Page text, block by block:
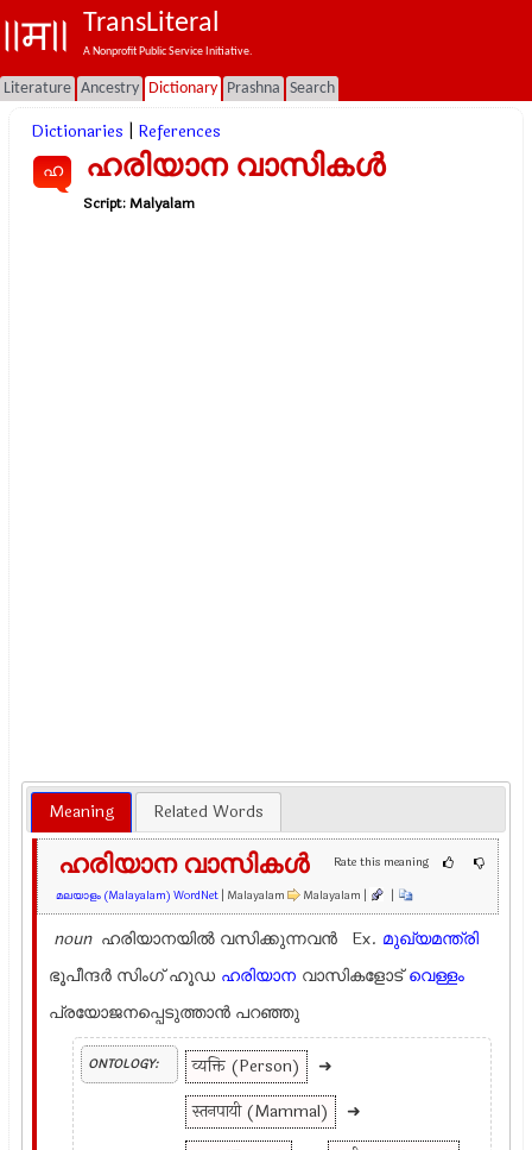
TransLiteral
A Nonprofit Public Service Initiative.
Literature Ancestry Dictionary Prashna Search
Dictionaries References
ഹ ഹരിയാന വാസികൾ
Script:Malyalam
Meaning Related Words
Rate this meaning
ഹരിയാന വാസികൾ
മലയാളം (Malayalam) WordNet | Malayalam Malayalam | |
noun ഹരിയാനയിൽ വസിക്കുന്നവൻ Ex. മുഖ്യമന്ത്രി
ഭൂപീന്ദർ സിംഗ് ഹൂഡ ഹരിയാന വാസികളോട്വെള്ളം
പ്രയോജനപ്പെടുത്താൻ പറഞ്ഞു
ONTOLOGY: व्यक्ति (Person)
➜
स्तनपायी (Mammal)
➜